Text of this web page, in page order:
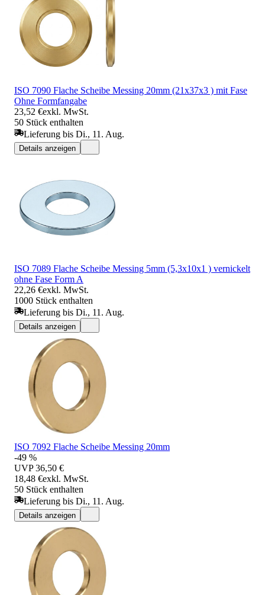
ISO 7090 Flache Scheibe Messing 20mm (21x37x3 ) mit Fase
Ohne Formfangabe
23,52 €exkl. MwSt.
50 Stück enthalten
Lieferung bis Di., 11. Aug.
Details anzeigen
ISO 7089 Flache Scheibe Messing 5mm (5,3x10x1 ) vernickelt
ohne Fase Form A
22,26 €exkl. MwSt.
1000 Stück enthalten
Lieferung bis Di., 11. Aug.
Details anzeigen
ISO 7092 Flache Scheibe Messing 20mm
-49 %
UVP 36,50 €
18,48 €exkl. MwSt.
50 Stück enthalten
Lieferung bis Di., 11. Aug.
Details anzeigen